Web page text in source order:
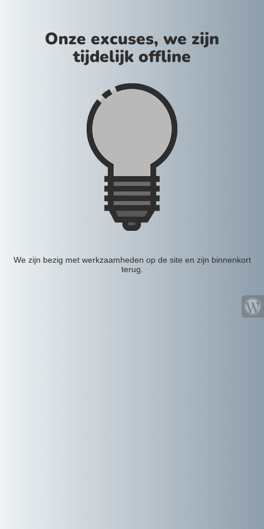
Onze excuses, we zijn
tijdelijk offline
We zijn bezig met werkzaamheden op de site en zijn binnenkort
terug.